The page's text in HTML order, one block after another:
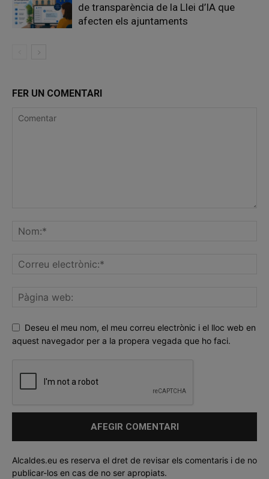
de transparència de la Llei d’IA que
afecten els ajuntaments
FER UN COMENTARI
Deseu el meu nom, el meu correu electrònic i el lloc web en
aquest navegador per a la propera vegada que ho faci.
Alcaldes.eu es reserva el dret de revisar els comentaris i de no
publicar-los en cas de no ser apropiats.